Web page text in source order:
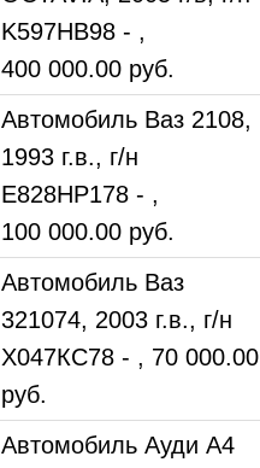
K597НВ98 - ,
400 000.00 руб.
Автомобиль Ваз 2108,
1993 г.в., г/н
Е828НР178 - ,
100 000.00 руб.
Автомобиль Ваз
321074, 2003 г.в., г/н
Х047КС78 - , 70 000.00
руб.
Автомобиль Ауди А4